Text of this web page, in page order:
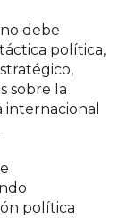
debe
política,
sobre la
internacional
política